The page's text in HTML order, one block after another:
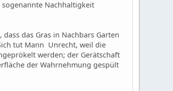
Nachhaltigkeit
das Gras in Nachbars Garten
tut Mann Unrecht, weil die
werden; der Gerätschaft
der Wahrnehmung gespült